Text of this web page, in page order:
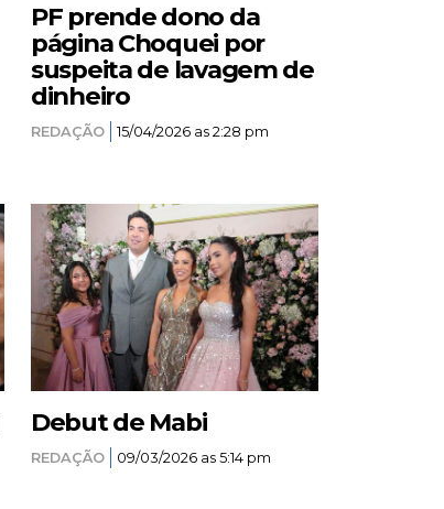
PF prende dono da
página Choquei por
suspeita de lavagem de
dinheiro
REDAÇÃO 15/04/2026 as 2:28 pm
Debut de Mabi
REDAÇÃO 09/03/2026 as 5:14 pm